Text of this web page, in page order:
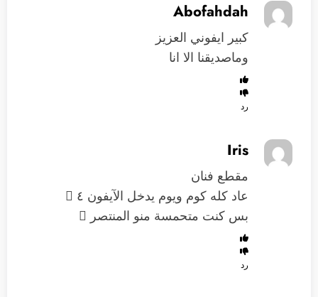
Abofahdah
كبير ايفوني العزيز
وماصديقنا الا انا
رد
Iris
مقطع فنان
عاد كله كوم ويوم يدخل الآيفون ٤ 
بس كنت متحمسة منو المنتصر 
رد